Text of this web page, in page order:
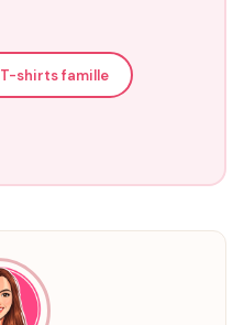
T-shirts famille